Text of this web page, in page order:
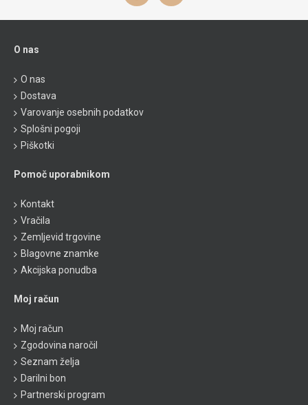
O nas
O nas
Dostava
Varovanje osebnih podatkov
Splošni pogoji
Piškotki
Pomoč uporabnikom
Kontakt
Vračila
Zemljevid trgovine
Blagovne znamke
Akcijska ponudba
Moj račun
Moj račun
Zgodovina naročil
Seznam želja
Darilni bon
Partnerski program